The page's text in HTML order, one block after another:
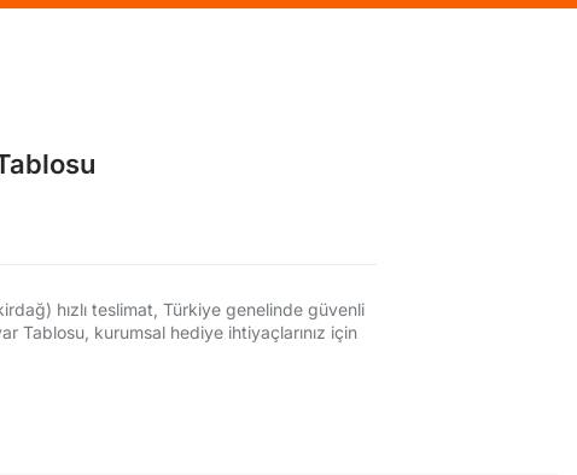
hızlı teslimat, Türkiye genelinde güvenli
Tablosu, kurumsal hediye ihtiyaçlarınız için